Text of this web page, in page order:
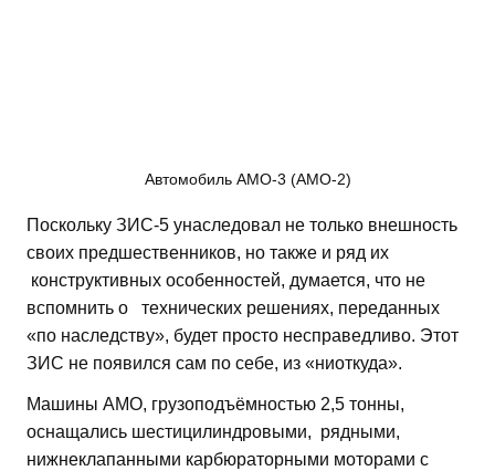
Автомобиль АМО-3 (АМО-2)
Поскольку ЗИС-5 унаследовал не только внешность
своих предшественников, но также и ряд их
конструктивных особенностей, думается, что не
вспомнить о технических решениях, переданных
«по наследству», будет просто несправедливо. Этот
ЗИС не появился сам по себе, из «ниоткуда».
Машины АМО, грузоподъёмностью 2,5 тонны,
оснащались шестицилиндровыми, рядными,
нижнеклапанными карбюраторными моторами с